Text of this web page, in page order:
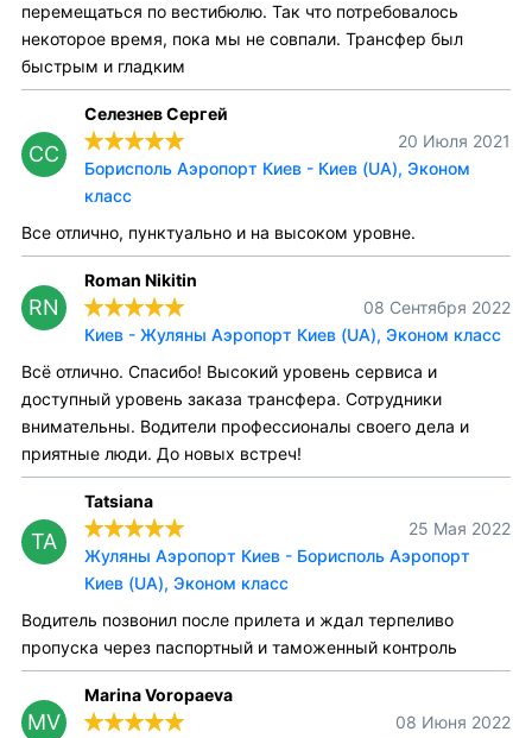
перемещаться по вестибюлю. Так что потребовалось
некоторое время, пока мы не совпали. Трансфер был
быстрым и гладким
СС
Селезнев Сергей
20 Июля 2021
Борисполь Аэропорт Киев - Киев (UA), Эконом
класс
Все отлично, пунктуально и на высоком уровне.
RN
Roman Nikitin
08 Сентября 2022
Киев - Жуляны Аэропорт Киев (UA), Эконом класс
Всё отлично. Спасибо! Высокий уровень сервиса и
доступный уровень заказа трансфера. Сотрудники
внимательны. Водители профессионалы своего дела и
приятные люди. До новых встреч!
TA
Tatsiana
25 Мая 2022
Жуляны Аэропорт Киев - Борисполь Аэропорт
Киев (UA), Эконом класс
Водитель позвонил после прилета и ждал терпеливо
пропуска через паспортный и таможенный контроль
MV
Marina Voropaeva
08 Июня 2022